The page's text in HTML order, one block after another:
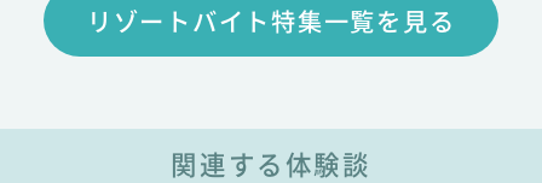
リゾートバイト特集一覧を見る
関連する体験談